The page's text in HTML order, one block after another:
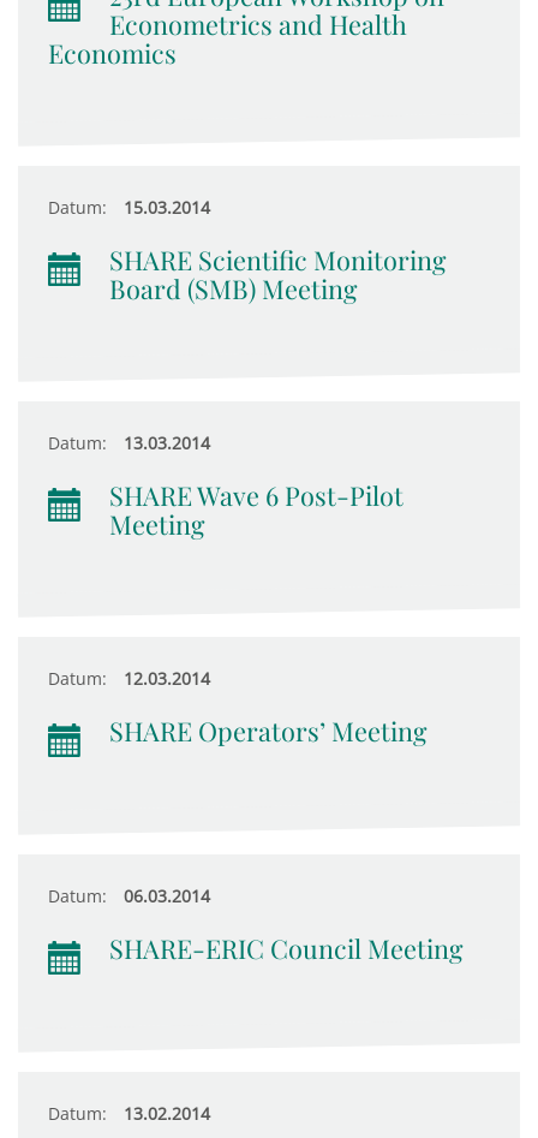
Econometrics and Health
Economics
Datum: 15.03.2014
SHARE Scientific Monitoring
Board (SMB) Meeting
Datum: 13.03.2014
SHARE Wave 6 Post-Pilot
Meeting
Datum: 12.03.2014
SHARE Operators’ Meeting
Datum: 06.03.2014
SHARE-ERIC Council Meeting
Datum: 13.02.2014